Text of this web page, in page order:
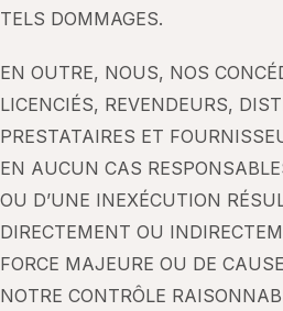
TELS DOMMAGES.
EN OUTRE, NOUS, NOS
LICENCIÉS, REVENDEURS,
PRESTATAIRES ET
EN AUCUN CAS
OU D’UNE INEXÉCUTION
DIRECTEMENT OU
FORCE MAJEURE OU DE
NOTRE CONTRÔLE